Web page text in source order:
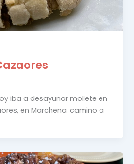
iba a desayunar mollete en
en Marchena, camino a